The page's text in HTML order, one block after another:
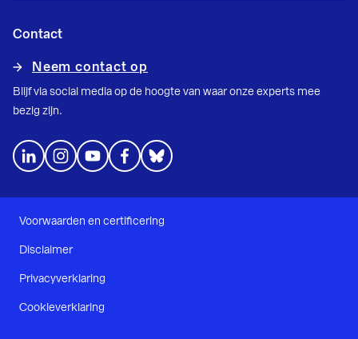
Contact
Neem contact op
Blijf via social media op de hoogte van waar onze experts mee
bezig zijn.
Voorwaarden en certificering
Disclaimer
Privacyverklaring
Cookieverklaring